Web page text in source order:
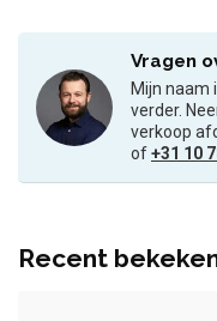
Vragen
Mijn naam
verder.
verkoop
of+31 10
Recent